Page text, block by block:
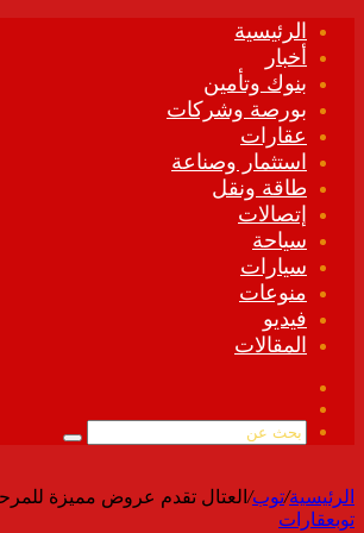
الرئيسية
أخبار
بنوك وتأمين
بورصة وشركات
عقارات
استثمار وصناعة
طاقة ونقل
إتصالات
سياحة
سيارات
منوعات
فيديو
المقالات
الموقع
بحث
الرئيسية/توب/ العتال تقدم عروض مميزة
توبعقارات